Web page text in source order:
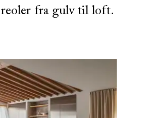
fra gulv til loft.